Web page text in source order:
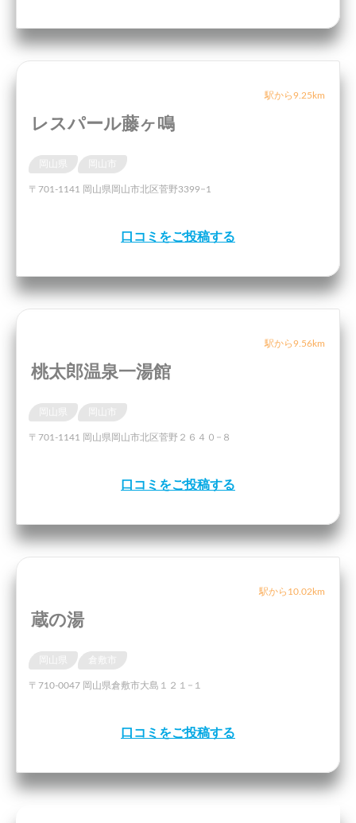
駅から9.25km
レスパール藤ヶ鳴
〒701-1141 岡山県岡山市北区菅野3399−1
口コミをご投稿する
駅から9.56km
桃太郎温泉一湯館
〒701-1141 岡山県岡山市北区菅野２６４０−８
口コミをご投稿する
駅から10.02km
蔵の湯
〒710-0047 岡山県倉敷市大島１２１−１
口コミをご投稿する